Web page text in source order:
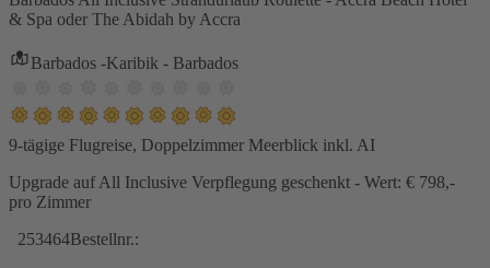
& Spa oder The Abidah by Accra
Barbados -Karibik - Barbados
9-tägige Flugreise, Doppelzimmer Meerblick inkl. AI
Upgrade auf All Inclusive Verpflegung geschenkt - Wert: € 798,-
pro Zimmer
253464Bestellnr.: